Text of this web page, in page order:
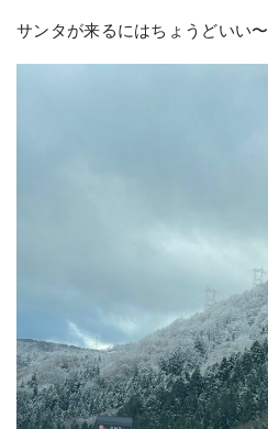
サンタが来るにはちょうどいい〜